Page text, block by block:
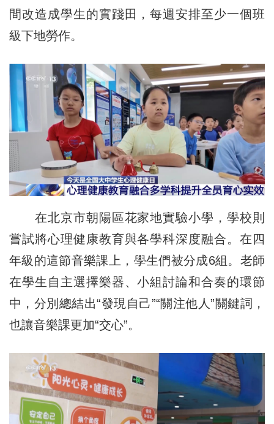
間改造成學生的實踐田，每週安排至少一個班
級下地勞作。
在北京市朝陽區花家地實驗小學，學校則
嘗試將心理健康教育與各學科深度融合。在四
年級的這節音樂課上，學生們被分成6組。老師
在學生自主選擇樂器、小組討論和合奏的環節
中，分別總結出“發現自己”“關注他人”關鍵詞，
也讓音樂課更加“交心”。